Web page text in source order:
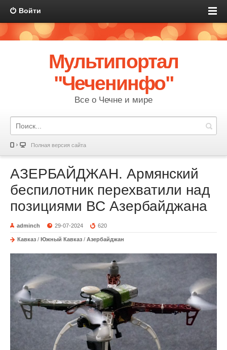
Войти
Мультипортал
"Чеченинфо"
Все о Чечне и мире
Полная версия сайта
АЗЕРБАЙДЖАН. Армянский
беспилотник перехватили над
позициями ВС Азербайджана
adminch 29-07-2024 620
Кавказ / Южный Кавказ / Азербайджан